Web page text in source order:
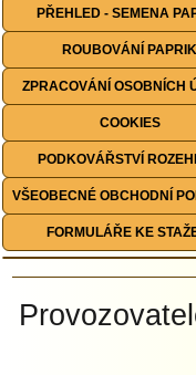
PŘEHLED - SEMENA
ROUBOVÁNÍ PAPRIK
ZPRACOVÁNÍ OSOBNÍCH
COOKIES
PODKOVÁŘSTVÍ
VŠEOBECNÉ OBCHODNÍ
FORMULÁŘE KE